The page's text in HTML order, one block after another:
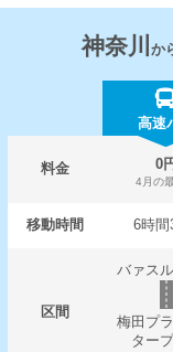
神奈川 か
高速
料金 0
4月の
移動時間 6時間
区間
バァス
梅田プ
ター